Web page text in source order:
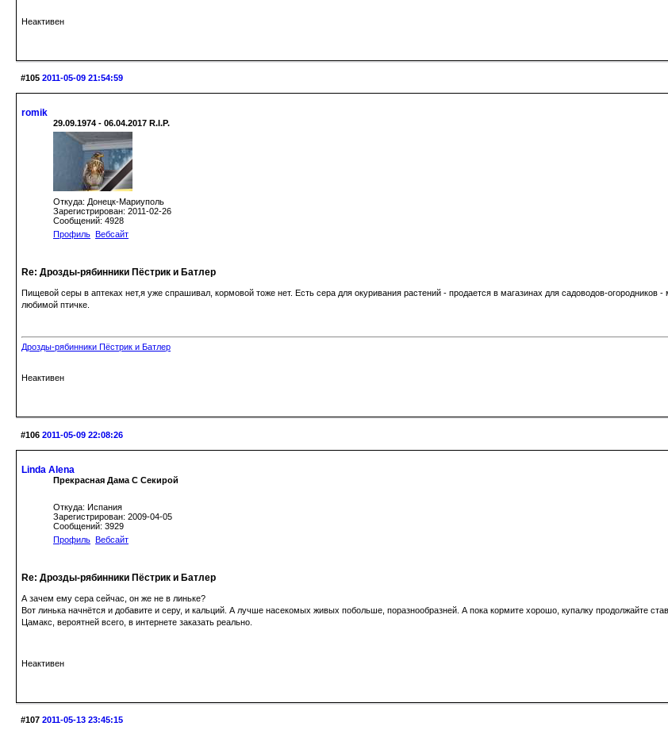
Неактивен
#105 2011-05-09 21:54:59
romik
29.09.1974 - 06.04.2017 R.I.P.
Откуда: Донецк-Мариуполь
Зарегистрирован: 2011-02-26
Сообщений: 4928
Профиль
Вебсайт
Re: Дрозды-рябинники Пёстрик и Батлер
Пищевой серы в аптеках нет,я уже спрашивал, кормовой тоже нет. Есть сера для окуривания растений - продается в магазинах для садоводов-
любимой птичке.
Дрозды-рябинники Пёстрик и Батлер
Неактивен
#106 2011-05-09 22:08:26
Linda Alena
Прекрасная Дама С Секирой
Откуда: Испания
Зарегистрирован: 2009-04-05
Сообщений: 3929
Профиль Вебсайт
Re: Дрозды-рябинники Пёстрик и Батлер
А зачем ему сера сейчас, он же не в линьке?
Вот линька начнётся и добавите и серу, и кальций. А лучше насекомых живых побольше, поразнообразней. А пока кормите хорошо, купалку продолжайте
Цамакс, вероятней всего, в интернете заказать реально.
Неактивен
#107 2011-05-13 23:45:15